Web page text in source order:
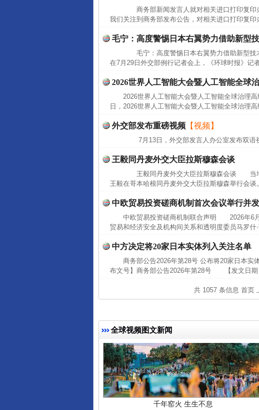
商务部新闻发言人就对相关进口打印复
我们关注到商务部发布公告，对相关进口打印复
毛宁：高度警惕日本右翼势力借助新型
毛宁：高度警惕日本右翼势力借助新型
在7月29日外交部例行记者会上，《环球时报》记
2026世界人工智能大会暨人工智能全球
2026世界人工智能大会暨人工智能全球治
日，2026世界人工智能大会暨人工智能全球治理
外交部发布重磅视频 【视频】
7月13日，外交部发言人办公室发布双语
王毅同丹麦外交大臣拉斯穆森会谈
王毅同丹麦外交大臣拉斯穆森会谈 当地
王毅在哥本哈根同丹麦外交大臣拉斯穆森举行
中欧贸易投资磋商机制首次会议举行并
中欧贸易投资磋商机制联合声明 2026年6月
贸易和经济安全及机构间关系和透明度委员马罗
中方决定将20家日本实体列入关注名单
商务部公告2026年第28号 公布将20家日
布文号】商务部公告2026年第28号 【发文日
共 1057 条信息 首页
全球视频图文新闻
完善运行机制助力责任有效落实
东山县通报“牛蛙产品抗生素超标问题”
千年窑火 生生不息